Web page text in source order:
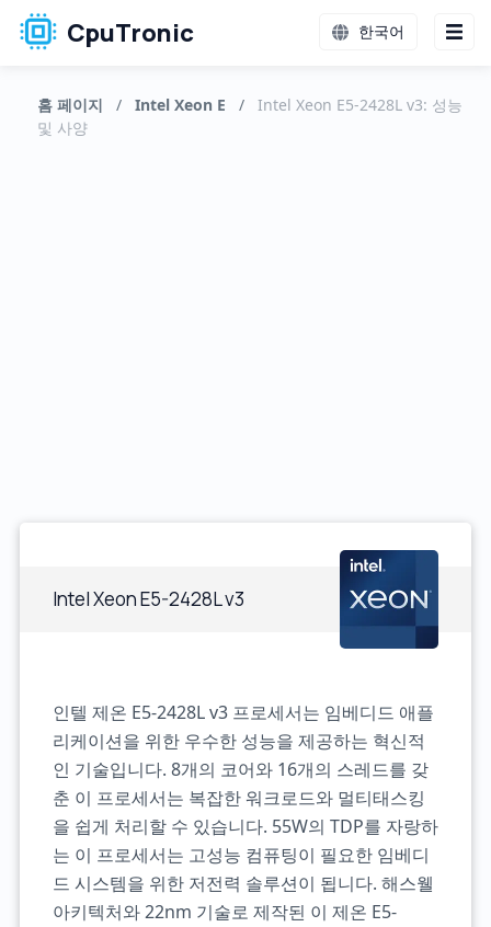
CpuTronic 한국어
홈 페이지 / Intel Xeon E /
Intel Xeon E5-2428L v3: 성능
및 사양
Intel Xeon E5-2428L v3
인텔 제온 E5-2428L v3 프로세서는 임베디드 애플
리케이션을 위한 우수한 성능을 제공하는 혁신적
인 기술입니다. 8개의 코어와 16개의 스레드를 갖
춘 이 프로세서는 복잡한 워크로드와 멀티태스킹
을 쉽게 처리할 수 있습니다. 55W의 TDP를 자랑하
는 이 프로세서는 고성능 컴퓨팅이 필요한 임베디
드 시스템을 위한 저전력 솔루션이 됩니다. 해스웰
아키텍처와 22nm 기술로 제작된 이 제온 E5-